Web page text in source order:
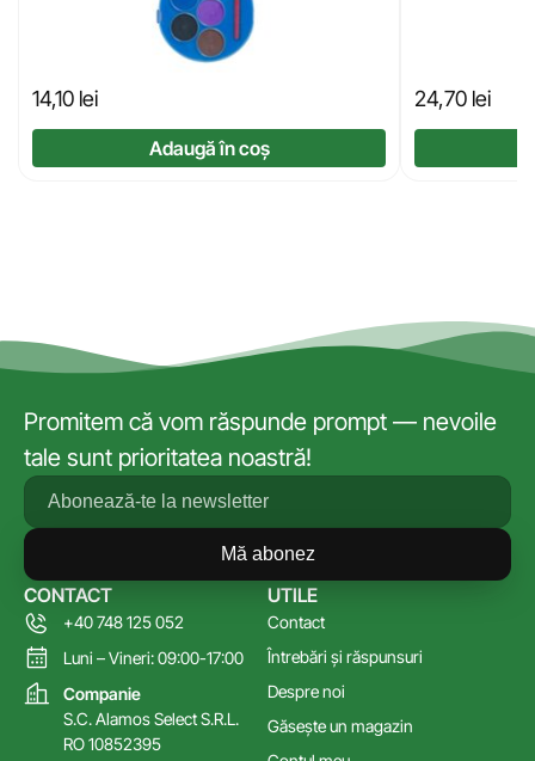
14,10 lei
Adaugă în coș
24,70 lei
Promitem că vom răspunde prompt — nevoile
tale sunt prioritatea noastră!
Mă abonez
UTILE
Contact
Întrebări și răspunsuri
Despre noi
Găsește un magazin
CONTACT
+40 748 125 052
Luni – Vineri: 09:00-17:00
Companie
S.C. Alamos Select S.R.L.
RO 10852395